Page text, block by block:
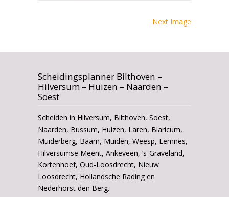
Next Image
Scheidingsplanner Bilthoven –
Hilversum – Huizen – Naarden –
Soest
Scheiden in Hilversum, Bilthoven, Soest,
Naarden, Bussum, Huizen, Laren, Blaricum,
Muiderberg, Baarn, Muiden, Weesp, Eemnes,
Hilversumse Meent, Ankeveen, ‘s-Graveland,
Kortenhoef, Oud-Loosdrecht, Nieuw
Loosdrecht, Hollandsche Rading en
Nederhorst den Berg.